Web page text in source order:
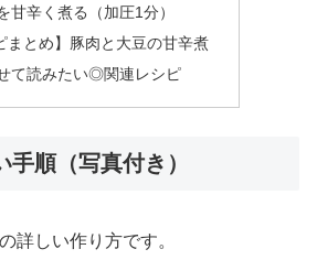
甘辛く煮る（加圧1分）
まとめ】豚肉と大豆の甘辛煮
て読みたい◎関連レシピ
順（写真付き）
詳しい作り方です。